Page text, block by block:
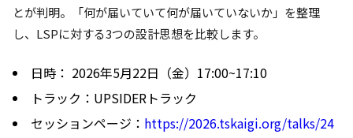
とが判明。「何が届いていて何が届いていないか」を整理
し、LSPに対する3つの設計思想を比較します。
日時： 2026年5月22日（金）17:00~17:10
トラック：UPSIDERトラック
セッションページ： https://2026.tskaigi.org/talks/24